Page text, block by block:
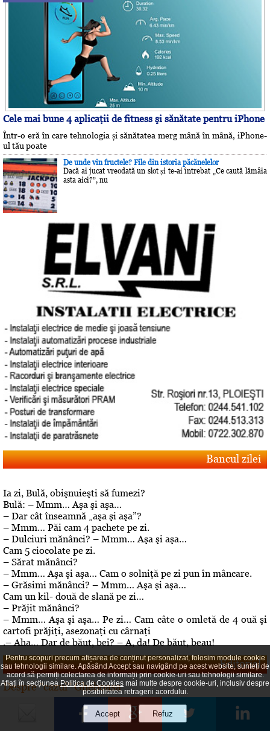
Cele mai bune 4 aplicaţii de fitness şi sănătate pentru iPhone
Într-o eră în care tehnologia și sănătatea merg mână în mână, iPhone-
ul tău poate
De unde vin fructele? File din istoria păcănelelor
Dacă ai jucat vreodată un slot și te-ai întrebat „Ce caută lămâia
asta aici?”, nu
Bancul zilei
Ia zi, Bulă, obişnuieşti să fumezi?
Bulă: – Mmm… Aşa şi aşa…
– Dar cât înseamnă „aşa şi aşa”?
– Mmm… Păi cam 4 pachete pe zi.
– Dulciuri mănânci? – Mmm… Aşa şi aşa…
Cam 5 ciocolate pe zi.
– Sărat mănânci?
– Mmm… Aşa şi aşa… Cam o solniţă pe zi pun în mâncare.
– Grăsimi mănânci? – Mmm… Aşa şi aşa…
Cam un kil- două de slană pe zi…
– Prăjit mănânci?
– Mmm… Aşa şi aşa… Pe zi… Cam câte o omletă de 4 ouă şi
cartofi prăjiţi, asezonaţi cu cârnaţi
.– Aha… Dar de băut, bei? – A, da! De băut, beau!
Editorial
Despre "cazul" Gheboasa
A luat foc internetul, au navalit deontologii, au explodat
opiniile. Cazul Gheboasa, la mare concurenta cu fata ucisa
in Mangalia care avea initial 12 ani si fusese violata, iar
Pentru scopuri precum afișarea de conținut personalizat, folosim module cookie
sau tehnologii similare. Apăsând Accept sau navigând pe acest website, sunteți de
acord să permiți colectarea de informații prin cookie-uri sau tehnologii similare.
Aflați în secțiuneaPolitica de Cookies mai multe despre cookie-uri, inclusiv despre
posibilitatea retragerii acordului.